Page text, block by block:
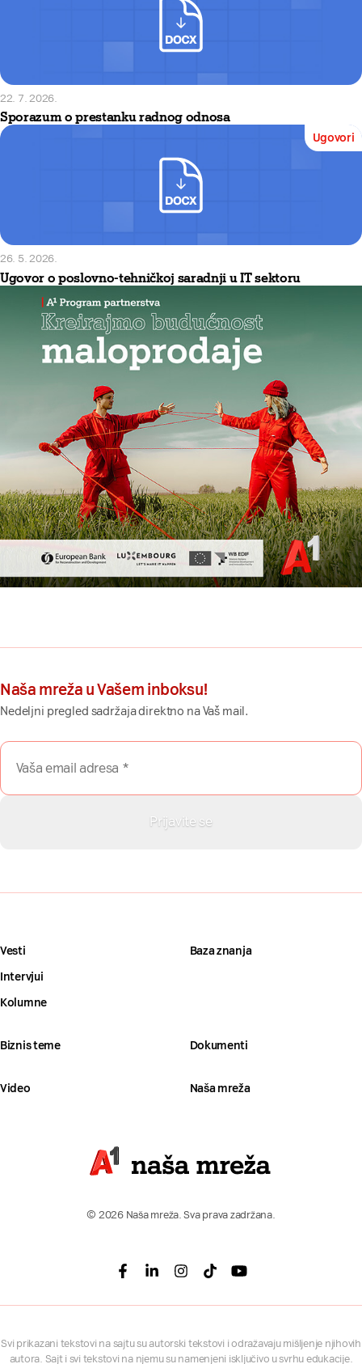
22. 7. 2026.
Sporazum o prestanku radnog odnosa
Ugovori
26. 5. 2026.
Ugovor o poslovno-tehničkoj saradnji u IT sektoru
Naša mreža u Vašem inboksu!
Nedeljni pregled sadržaja direktno na Vaš mail.
Vesti
Intervjui
Kolumne
Baza znanja
Biznis teme Dokumenti
Video Naša mreža
© 2026 Naša mreža. Sva prava zadržana.
Facebook
LinkedinInstagram
TiktokYoutube
Svi prikazani tekstovi na sajtu su autorski tekstovi i odražavaju mišljenje njihovih
autora. Sajt i svi tekstovi na njemu su namenjeni isključivo u svrhu edukacije.